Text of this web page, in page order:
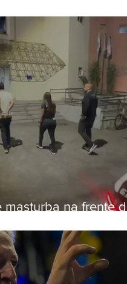
masturba na frente de